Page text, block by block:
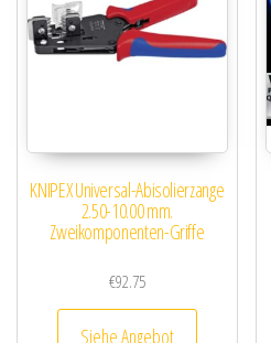
KNIPEX Universal-Abisolierzange
2.50-10.00 mm.
Zweikomponenten-Griffe
€92.75
Siehe Angebot